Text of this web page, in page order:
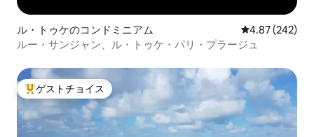
ル・トゥケのコンドミニアム レビュー242
4.87 (242)
ルー・サンジャン、ル・トゥケ・パリ・プラージュ
大好評のゲストチョイスです。
ゲストチョイス